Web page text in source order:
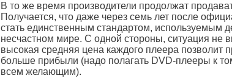
В то же время производители продолжат
Получается, что даже через семь лет после
стать единственным стандартом, используемым
несчастном мире. С одной стороны, ситуация не
высокая средняя цена каждого плеера позволит
больше прибыли (надо полагать DVD-плееры к
всем желающим).